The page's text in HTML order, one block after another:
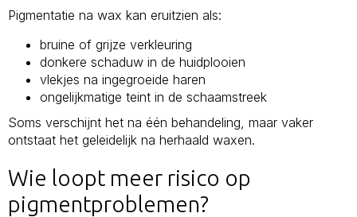
Pigmentatie na wax kan eruitzien als:
bruine of grijze verkleuring
donkere schaduw in de huidplooien
vlekjes na ingegroeide haren
ongelijkmatige teint in de schaamstreek
Soms verschijnt het na één behandeling, maar vaker
ontstaat het geleidelijk na herhaald waxen.
Wie loopt meer risico op
pigmentproblemen?